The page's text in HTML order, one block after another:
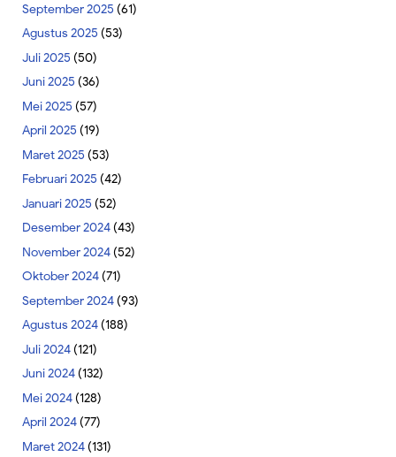
September 2025 (61)
Agustus 2025 (53)
Juli 2025 (50)
Juni 2025 (36)
Mei 2025 (57)
April 2025 (19)
Maret 2025 (53)
Februari 2025 (42)
Januari 2025 (52)
Desember 2024(43)
November 2024(52)
Oktober 2024(71)
September 2024(93)
Agustus 2024(188)
Juli 2024(121)
Juni 2024(132)
Mei 2024(128)
April 2024(77)
Maret 2024(131)